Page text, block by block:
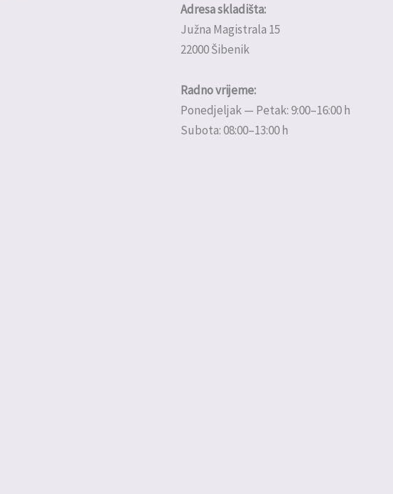
Adresa skladišta:
Južna Magistrala 15
22000 Šibenik
Radno vrijeme:
Ponedjeljak — Petak: 9:00–16:00 h
Subota: 08:00–13:00 h